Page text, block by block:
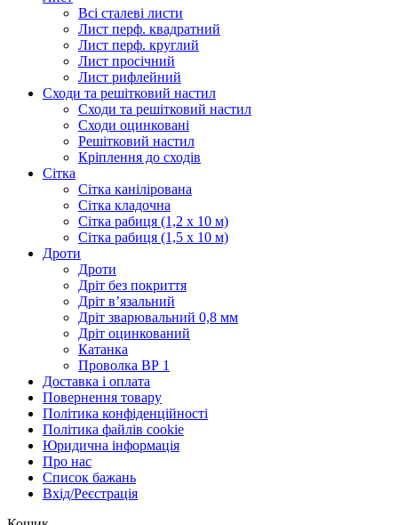
Всі сталеві листи
Лист перф. квадратний
Лист перф. круглий
Лист просічний
Лист рифлейний
Сходи та решітковий настил
Сходи та решітковий настил
Сходи оцинковані
Решітковий настил
Кріплення до сходів
Сітка
Сітка канілірована
Сітка кладочна
Сітка рабиця (1,2 x 10 м)
Сітка рабиця (1,5 x 10 м)
Дроти
Дроти
Дріт без покриття
Дріт в’язальний
Дріт зварювальний 0,8 мм
Дріт оцинкований
Катанка
Проволка ВР 1
Доставка і оплата
Повернення товару
Політика конфіденційності
Політика файлів cookie
Юридична інформація
Про нас
Список бажань
Вхід/Реєстрація